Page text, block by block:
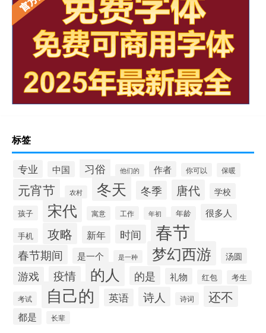
标签
专业 中国 习俗 他们的 作者 你可以 保暖
元宵节 农村 冬天 冬季 唐代 学校
孩子 宋代 寓意 工作 年初 年龄 很多人
手机 攻略 新年 时间 春节
春节期间 是一个 是一种 梦幻西游 汤圆
游戏 疫情 的人 的是 礼物 红包
考生
考试
自己的 英语 诗人 诗词 还不
都是 长辈